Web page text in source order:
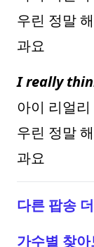
우린 정말
과요
I really
아이 리얼
우린 정말
과요
다른 팝송
가수별 찾아